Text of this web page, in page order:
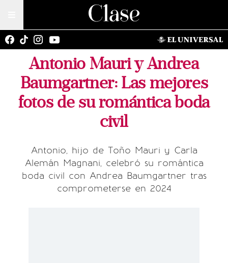
Antonio Mauri y Andrea
Baumgartner: Las mejores
fotos de su romántica boda
civil
Antonio, hijo de Toño Mauri y Carla
Alemán Magnani, celebró su romántica
boda civil con Andrea Baumgartner tras
comprometerse en 2024